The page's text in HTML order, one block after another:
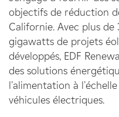
objectifs de réduction
Californie. Avec plus
gigawatts de projets
développés, EDF
des solutions
l'alimentation à
véhicules électriques.